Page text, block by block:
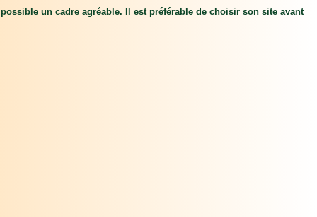
un cadre agréable. Il est préférable de choisir son site avant